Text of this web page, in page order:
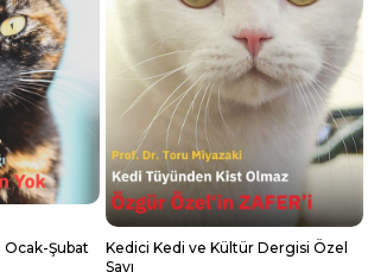
Ocak-Şubat
Kedici Kedi ve Kültür Dergisi Özel
Sayı